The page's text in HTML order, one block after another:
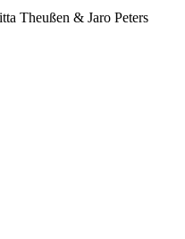
Theußen & Jaro Peters